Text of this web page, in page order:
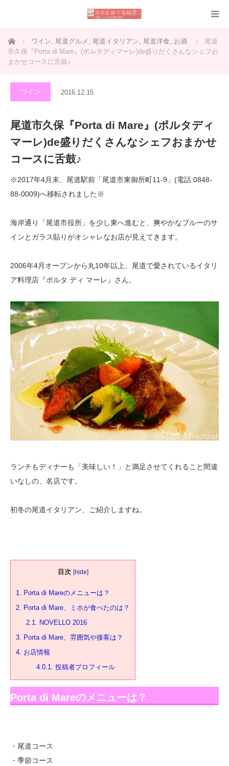
ホーム ワイン, 尾道グルメ , 尾道イタリアン, 尾道洋食, お酒
尾道
市久保『Porta di Mare』(ポルタディマーレ)de盛りだくさんなシェフお
まかせコースに舌鼓♪
ワイン 2016.12.15
尾道市久保『Porta di Mare』(ポルタディ
マーレ)de盛りだくさんなシェフおまかせ
コースに舌鼓♪
※2017年4月末、尾道駅前「尾道市東御所町11-9」(電話:0848-
88-0009)へ移転されました※
海岸通り「尾道市役所」を少し東へ進むと、爽やかなブルーのサ
インとガラス貼りがオシャレなお店が見えてきます。
2006年4月オープンから丸10年以上、尾道で愛されているイタリ
ア料理店『ポルタ ディ マーレ』さん。
ランチもディナーも「美味しい！」と満足させてくれること間違
いなしの、名店です。
初冬の尾道イタリアン、ご紹介しますね。
目次 [hide]
1. Porta di Mareのメニューは？
2. Porta di Mare、ミホが食べたのは？
2.1. NOVELLO 2016
3. Porta di Mare、雰囲気や接客は？
4. お店情報
4.0.1. 投稿者プロフィール
Porta di Mareのメニューは？
・尾道コース
・季節コース